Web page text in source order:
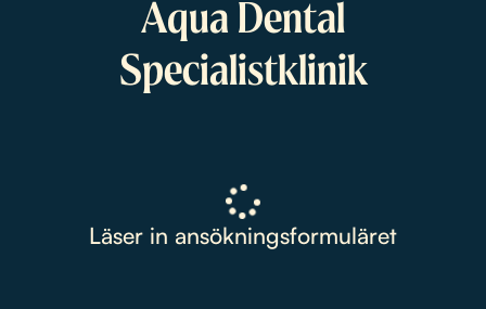
Aqua Dental
Specialistklinik
Läser in ansökningsformuläret